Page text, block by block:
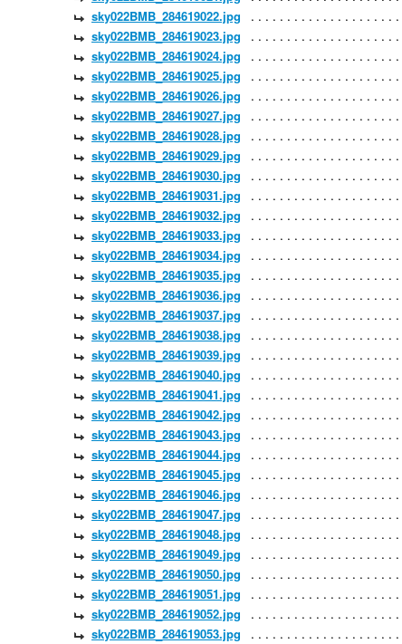
sky022BMB_284619022.jpg
sky022BMB_284619023.jpg
sky022BMB_284619024.jpg
sky022BMB_284619025.jpg
sky022BMB_284619026.jpg
sky022BMB_284619027.jpg
sky022BMB_284619028.jpg
sky022BMB_284619029.jpg
sky022BMB_284619030.jpg
sky022BMB_284619031.jpg
sky022BMB_284619032.jpg
sky022BMB_284619033.jpg
sky022BMB_284619034.jpg
sky022BMB_284619035.jpg
sky022BMB_284619036.jpg
sky022BMB_284619037.jpg
sky022BMB_284619038.jpg
sky022BMB_284619039.jpg
sky022BMB_284619040.jpg
sky022BMB_284619041.jpg
sky022BMB_284619042.jpg
sky022BMB_284619043.jpg
sky022BMB_284619044.jpg
sky022BMB_284619045.jpg
sky022BMB_284619046.jpg
sky022BMB_284619047.jpg
sky022BMB_284619048.jpg
sky022BMB_284619049.jpg
sky022BMB_284619050.jpg
sky022BMB_284619051.jpg
sky022BMB_284619052.jpg
sky022BMB_284619053.jpg